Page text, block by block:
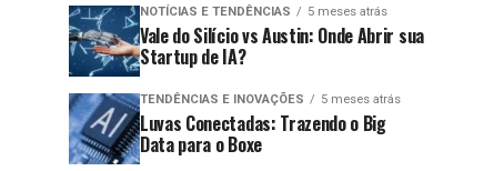
NOTÍCIAS E TENDÊNCIAS 5 meses atrás
Vale do Silício vs Austin: Onde Abrir sua
Startup de IA?
TENDÊNCIAS E INOVAÇÕES 5 meses atrás
Luvas Conectadas: Trazendo o Big
Data para o Boxe